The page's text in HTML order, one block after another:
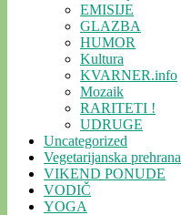
EMISIJE
GLAZBA
HUMOR
Kultura
KVARNER.info
Mozaik
RARITETI !
UDRUGE
Uncategorized
Vegetarijanska prehrana
VIKEND PONUDE
VODIČ
YOGA